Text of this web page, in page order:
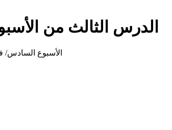
الدرس الثالث من